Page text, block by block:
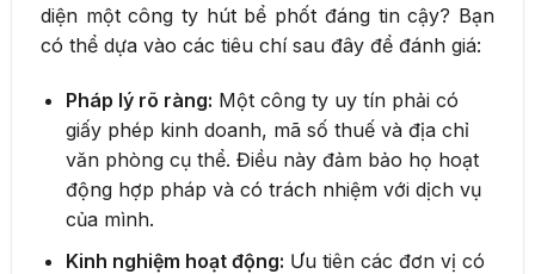
diện một công ty hút bể phốt đáng tin cậy? Bạn
có thể dựa vào các tiêu chí sau đây để đánh giá:
Pháp lý rõ ràng: Một công ty uy tín phải có
giấy phép kinh doanh, mã số thuế và địa chỉ
văn phòng cụ thể. Điều này đảm bảo họ hoạt
động hợp pháp và có trách nhiệm với dịch vụ
của mình.
Kinh nghiệm hoạt động: Ưu tiên các đơn vị có